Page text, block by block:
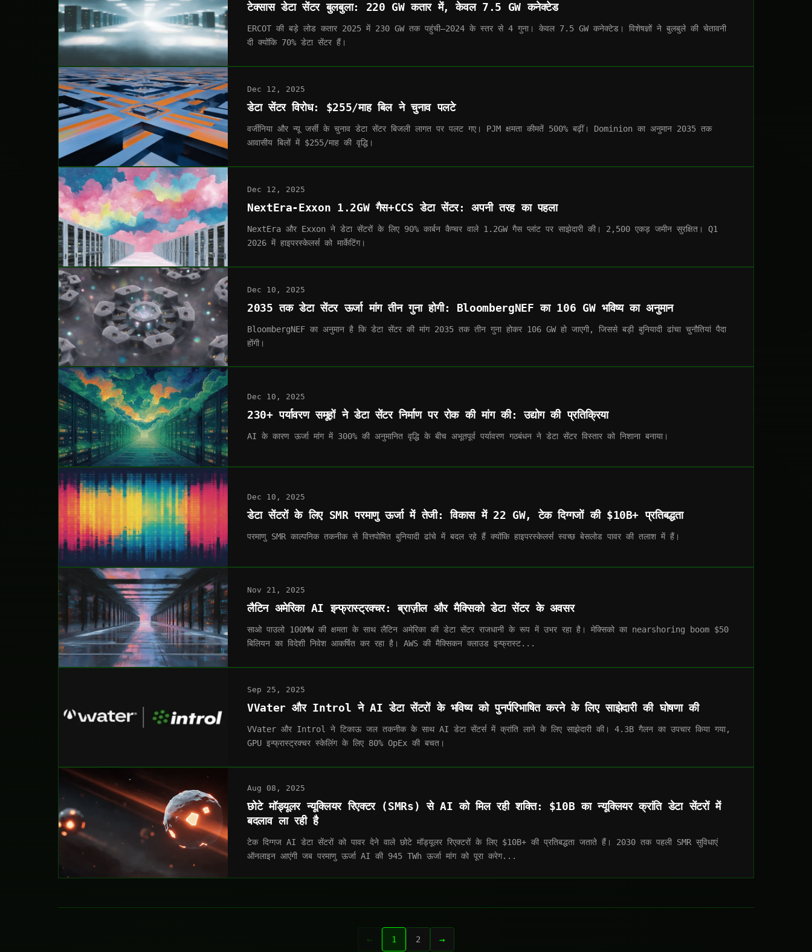
टेक्सास डेटा सेंटर बुलबुला: 220 GW कतार में, केवल 7.5 GW कनेक्टेड
ERCOT की बड़े लोड कतार 2025 में 230 GW तक पहुंची—2024 के स्तर से 4 गुना। केवल 7.5 GW कनेक्टेड। विशेषज्ञों ने बुलबुले की चेतावनी
दी क्योंकि 70% डेटा सेंटर हैं।
Dec 12, 2025
डेटा सेंटर विरोध: $255/माह बिल ने चुनाव पलटे
वर्जीनिया और न्यू जर्सी के चुनाव डेटा सेंटर बिजली लागत पर पलट गए। PJM क्षमता कीमतें 500% बढ़ीं। Dominion का अनुमान 2035 तक
आवासीय बिलों में $255/माह की वृद्धि।
Dec 12, 2025
NextEra-Exxon 1.2GW गैस+CCS डेटा सेंटर: अपनी तरह का पहला
NextEra और Exxon ने डेटा सेंटरों के लिए 90% कार्बन कैप्चर वाले 1.2GW गैस प्लांट पर साझेदारी की। 2,500 एकड़ जमीन सुरक्षित। Q1
2026 में हाइपरस्केलर्स को मार्केटिंग।
Dec 10, 2025
2035 तक डेटा सेंटर ऊर्जा मांग तीन गुना होगी: BloombergNEF का 106 GW भविष्य का अनुमान
BloombergNEF का अनुमान है कि डेटा सेंटर की मांग 2035 तक तीन गुना होकर 106 GW हो जाएगी, जिससे बड़ी बुनियादी ढांचा चुनौतियां पैदा
होंगी।
Dec 10, 2025
230+ पर्यावरण समूहों ने डेटा सेंटर निर्माण पर रोक की मांग की: उद्योग की प्रतिक्रिया
AI के कारण ऊर्जा मांग में 300% की अनुमानित वृद्धि के बीच अभूतपूर्व पर्यावरण गठबंधन ने डेटा सेंटर विस्तार को निशाना बनाया।
Dec 10, 2025
डेटा सेंटरों के लिए SMR परमाणु ऊर्जा में तेजी: विकास में 22 GW, टेक दिग्गजों की $10B+ प्रतिबद्धता
परमाणु SMR काल्पनिक तकनीक से वित्तपोषित बुनियादी ढांचे में बदल रहे हैं क्योंकि हाइपरस्केलर्स स्वच्छ बेसलोड पावर की तलाश में हैं।
Nov 21, 2025
लैटिन अमेरिका AI इन्फ्रास्ट्रक्चर: ब्राज़ील और मैक्सिको डेटा सेंटर के अवसर
साओ पाउलो 100MW की क्षमता के साथ लैटिन अमेरिका की डेटा सेंटर राजधानी के रूप में उभर रहा है। मेक्सिको का nearshoring boom $50
बिलियन का विदेशी निवेश आकर्षित कर रहा है। AWS की मैक्सिकन क्लाउड इन्फ्रास्ट...
Sep 25, 2025
VVater और Introl ने AI डेटा सेंटरों के भविष्य को पुनर्परिभाषित करने के लिए साझेदारी की घोषणा की
VVater और Introl ने टिकाऊ जल तकनीक के साथ AI डेटा सेंटर्स में क्रांति लाने के लिए साझेदारी की। 4.3B गैलन का उपचार किया गया,
GPU इन्फ्रास्ट्रक्चर स्केलिंग के लिए 80% OpEx की बचत।
Aug 08, 2025
छोटे मॉड्यूलर न्यूक्लियर रिएक्टर (SMRs) से AI को मिल रही शक्ति: $10B का न्यूक्लियर क्रांति डेटा सेंटरों में
बदलाव ला रही है
टेक दिग्गज AI डेटा सेंटरों को पावर देने वाले छोटे मॉड्यूलर रिएक्टरों के लिए $10B+ की प्रतिबद्धता जताते हैं। 2030 तक पहली SMR सुविधाएं
ऑनलाइन आएंगी जब परमाणु ऊर्जा AI की 945 TWh ऊर्जा मांग को पूरा करेग...
← 1 2 →